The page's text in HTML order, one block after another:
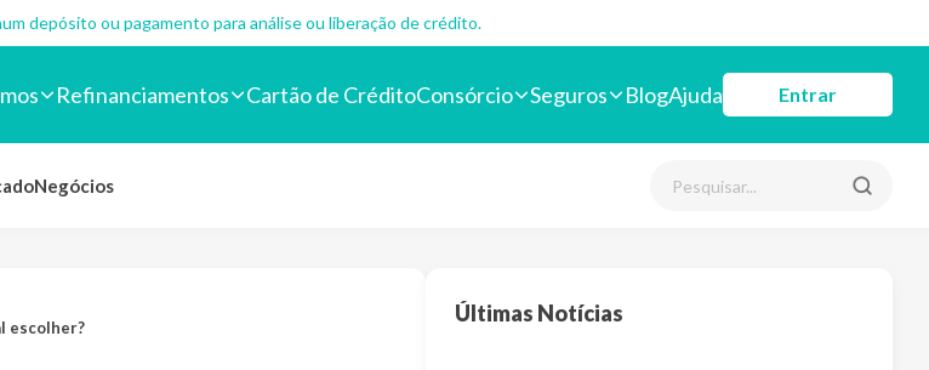
depósito ou pagamento para análise ou liberação de crédito.
Refinanciamentos Cartão de CréditoConsórcio Seguros BlogAjuda Entrar
Negócios
escolher?
Últimas Notícias